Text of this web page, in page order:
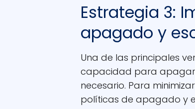
Estrategia 3:
apagado y
Una de las principales
capacidad para
necesario. Para
políticas de apagado y